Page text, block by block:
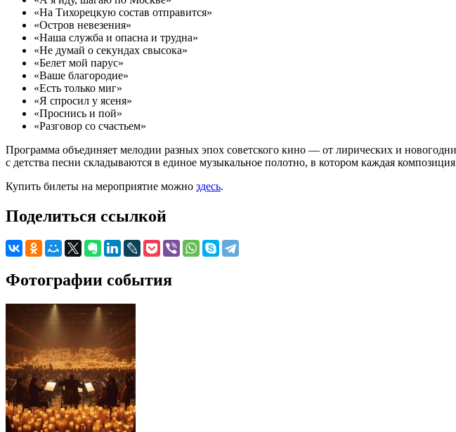
«На Тихорецкую состав отправится»
«Остров невезения»
«Наша служба и опасна и трудна»
«Не думай о секундах свысока»
«Белет мой парус»
«Ваше благородие»
«Есть только миг»
«Я спросил у ясеня»
«Проснись и пой»
«Разговор со счастьем»
Программа объединяет мелодии разных эпох советского кино — от лирических и
с детства песни складываются в единое музыкальное полотно, в котором каждая
Купить билеты на мероприятие можно здесь.
Поделиться ссылкой
Фотографии события